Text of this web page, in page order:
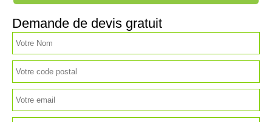
Demande de devis gratuit